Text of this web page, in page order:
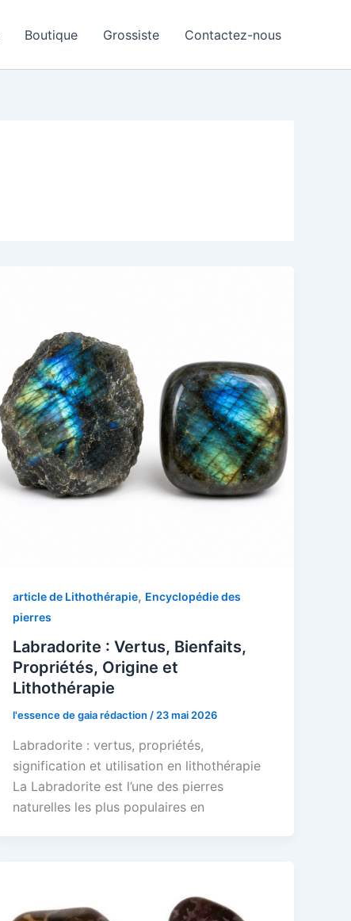
Boutique Grossiste Contactez-nous
article de Lithothérapie, Encyclopédie des
pierres
Labradorite : Vertus, Bienfaits,
Propriétés, Origine et
Lithothérapie
l'essence de gaia rédaction/23 mai 2026
Labradorite : vertus, propriétés,
signification et utilisation en lithothérapie
La Labradorite est l’une des pierres
naturelles les plus populaires en